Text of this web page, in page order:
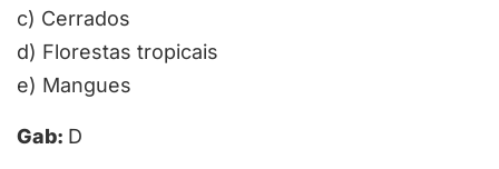
c) Cerrados
d) Florestas tropicais
e) Mangues
Gab: D